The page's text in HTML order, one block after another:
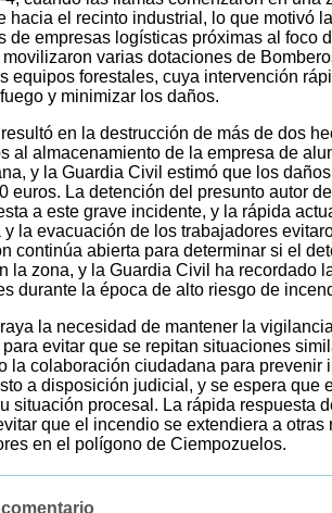
hacia el recinto industrial, lo que motivó
de empresas logísticas próximas al foco
varias dotaciones de
equipos forestales, cuya intervención
y minimizar los daños.
en la destrucción de más de dos
al almacenamiento de la empresa de
y la Guardia Civil estimó que los
euros. La detención del presunto autor
a este grave incidente, y la rápida
y la evacuación de los trabajadores
continúa abierta para determinar si el
la zona, y la Guardia Civil ha recordado
durante la época de alto riesgo de
la necesidad de mantener la
evitar que se repitan situaciones
la colaboración ciudadana para
a disposición judicial, y se espera que
situación procesal. La rápida respuesta
que el incendio se extendiera a
en el polígono de Ciempozuelos.